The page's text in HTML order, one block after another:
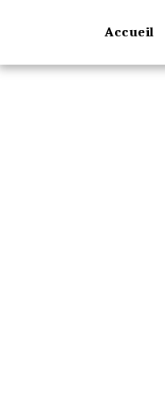
Accueil